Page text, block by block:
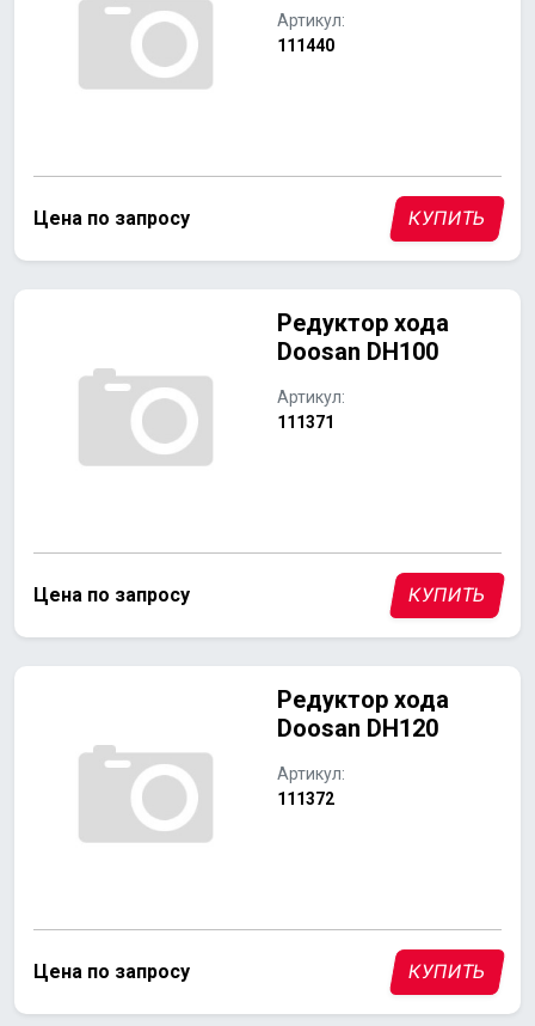
Артикул:
111440
Цена по запросу КУПИТЬ
Редуктор хода
Doosan DH100
Артикул:
111371
Цена по запросу КУПИТЬ
Редуктор хода
Doosan DH120
Артикул:
111372
Цена по запросу КУПИТЬ